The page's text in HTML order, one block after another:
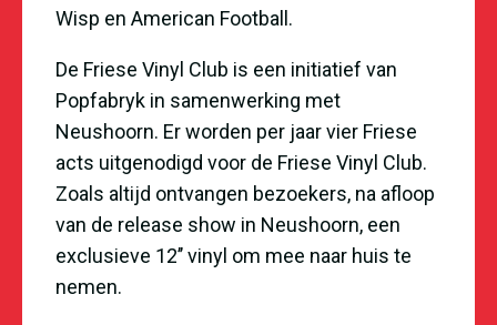
Wisp en American Football.
De Friese Vinyl Club is een initiatief van
Popfabryk in samenwerking met
Neushoorn. Er worden per jaar vier Friese
acts uitgenodigd voor de Friese Vinyl Club.
Zoals altijd ontvangen bezoekers, na afloop
van de release show in Neushoorn, een
exclusieve 12’’ vinyl om mee naar huis te
nemen.